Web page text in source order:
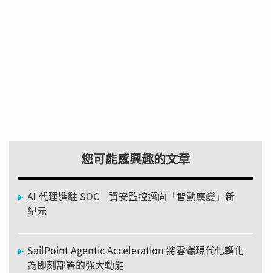
您可能感興趣的文章
AI 代理進駐 SOC 資安監控邁向「智動應變」新
紀元
SailPoint Agentic Acceleration 將雲端現代化轉化
為即刻部署的強大動能